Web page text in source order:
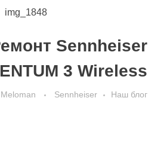
Sennheiser
3 Wireless
Meloman Sennheiser Наш блог